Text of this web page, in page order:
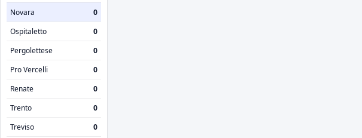
Novara
0
Ospitaletto
0
Pergolettese
0
Pro Vercelli
0
Renate
0
Trento
0
Treviso
0